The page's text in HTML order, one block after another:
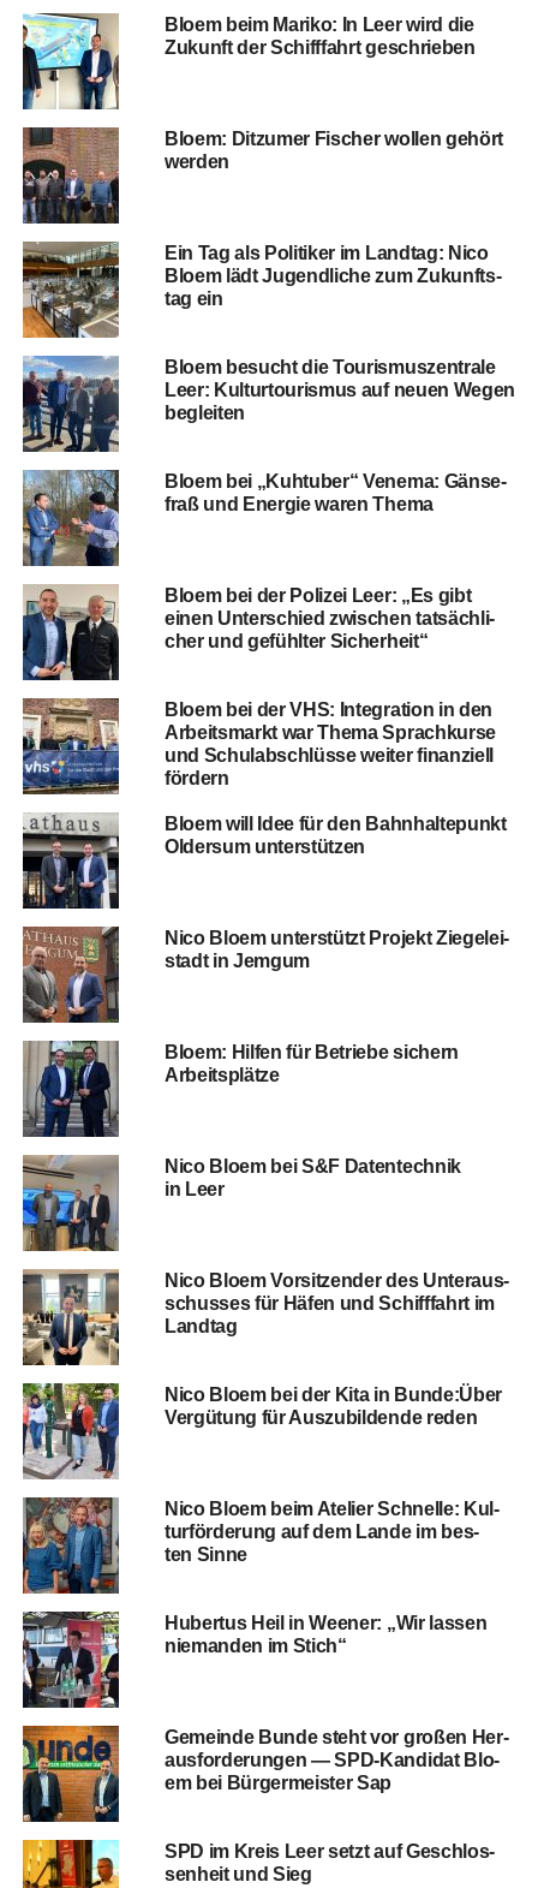
Blo­em beim Mari­ko: In Leer wird die
Zukunft der Schiff­fahrt geschrieben
Blo­em: Dit­zu­mer Fischer wol­len gehört
werden
Ein Tag als Poli­ti­ker im Land­tag: Nico
Blo­em lädt Jugend­li­che zum Zukunfts­
tag ein
Blo­em besucht die Tou­ris­mus­zen­tra­le
Leer: Kul­tur­tou­ris­mus auf neu­en Wegen
begleiten
Blo­em bei „Kuh­tu­ber“ Vene­ma: Gän­se­
fraß und Ener­gie waren Thema
Blo­em bei der Poli­zei Leer: „Es gibt
einen Unter­schied zwi­schen tat­säch­li­
cher und gefühl­ter Sicherheit“
Blo­em bei der VHS: Inte­gra­ti­on in den
Arbeits­markt war The­ma Sprach­kur­se
und Schul­ab­schlüs­se wei­ter finan­zi­ell
fördern
Blo­em will Idee für den Bahn­hal­te­punkt
Older­sum unterstützen
Nico Blo­em unter­stützt Pro­jekt Zie­ge­lei­
stadt in Jemgum
Blo­em: Hil­fen für Betrie­be sichern
Arbeitsplätze
Nico Blo­em bei S&F Daten­tech­nik
in Leer
Nico Blo­em Vor­sit­zen­der des Unter­aus­
schus­ses für Häfen und Schiff­fahrt im
Landtag
Nico Blo­em bei der Kita in Bunde:Über
Ver­gü­tung für Aus­zu­bil­den­de reden
Nico Blo­em beim Ate­lier Schnel­le: Kul­
tur­för­de­rung auf dem Lan­de im bes­
ten Sinne
Huber­tus Heil in Wee­ner: „Wir las­sen
nie­man­den im Stich“
Gemein­de Bun­de steht vor gro­ßen Her­
aus­for­de­run­gen — SPD-Kan­di­dat Blo­
em bei Bür­ger­meis­ter Sap
SPD im Kreis Leer setzt auf Geschlos­
sen­heit und Sieg